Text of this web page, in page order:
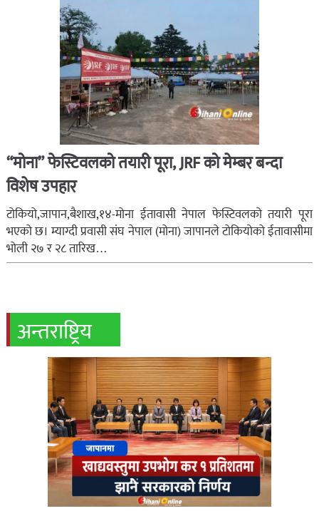
“मोना” फेस्टिवलको तयारी पूरा, JRF को मेम्बर बन्दा
विशेष उपहार
टोकियो,जापान,बैशाख,१४-मोना ईतावासी नेपाल फेस्टिवलको तयारी पूरा
भएको छ। म्याग्दी प्रवासी संघ नेपाल (मोना) जापानले टोकियोको ईतावासीमा
भोली २७ र २८ तारिख…
अन्तराष्ट्रिय